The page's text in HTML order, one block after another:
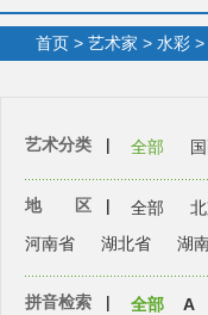
首页 > 艺术家 > 水彩 >
艺术分类 | 全部
地 区 | 全部
河南省
湖北省 湖
拼音检索 | 全部 A